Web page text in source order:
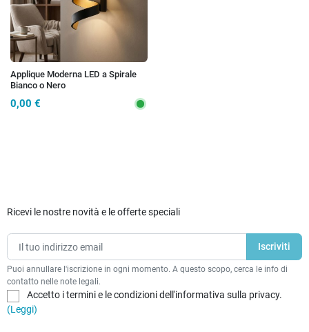
Applique Moderna LED a Spirale
Bianco o Nero
0,00 €
Ricevi le nostre novità e le offerte speciali
Puoi annullare l'iscrizione in ogni momento. A questo scopo, cerca le info di
contatto nelle note legali.
Accetto i termini e le condizioni dell'informativa sulla privacy.
(Leggi)